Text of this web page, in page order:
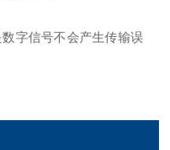
字信号不会产生传输误